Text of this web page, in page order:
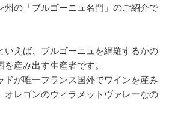
の「ブルゴーニュ名門」のご紹介で
いえば、ブルゴーニュを網羅するかの
産み出す生産者です。
が唯一フランス国外でワインを産み
オレゴンのウィラメットヴァレーなの